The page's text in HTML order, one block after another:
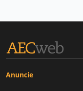
Anuncie